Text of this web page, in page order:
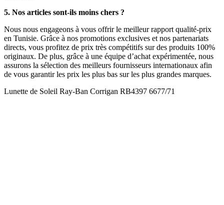
5. Nos articles sont-ils moins chers ?
Nous nous engageons à vous offrir le meilleur rapport qualité-prix
en Tunisie. Grâce à nos promotions exclusives et nos partenariats
directs, vous profitez de prix très compétitifs sur des produits 100%
originaux. De plus, grâce à une équipe d’achat expérimentée, nous
assurons la sélection des meilleurs fournisseurs internationaux afin
de vous garantir les prix les plus bas sur les plus grandes marques.
Lunette de Soleil Ray-Ban Corrigan RB4397 6677/71